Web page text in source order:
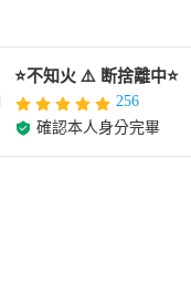
⭐️不知火 ⚠️ 断捨離中⭐️
256
確認本人身分完畢